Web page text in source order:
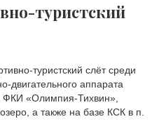
туристский
туристский слёт среди
двигательного аппарата
ФКИ «Олимпия-Тихвин»,
а также на базе КСК в п.